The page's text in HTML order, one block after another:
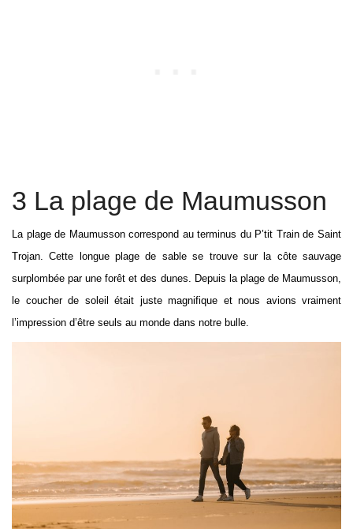
3 La plage de Maumusson
La plage de Maumusson correspond au terminus du P’tit Train de Saint
Trojan. Cette longue plage de sable se trouve sur la côte sauvage
surplombée par une forêt et des dunes. Depuis la plage de Maumusson,
le coucher de soleil était juste magnifique et nous avions vraiment
l’impression d’être seuls au monde dans notre bulle.